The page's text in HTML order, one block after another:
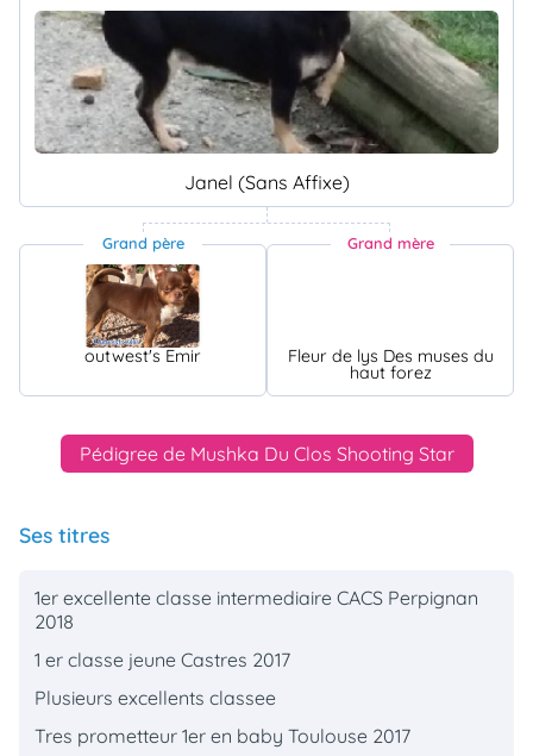
Janel (Sans Affixe)
Grand père
outwest's Emir
Grand mère
Fleur de lys Des muses du
haut forez
Pédigree de Mushka Du Clos Shooting Star
Ses titres
1er excellente classe intermediaire CACS Perpignan
2018
1 er classe jeune Castres 2017
Plusieurs excellents classee
Tres prometteur 1er en baby Toulouse 2017